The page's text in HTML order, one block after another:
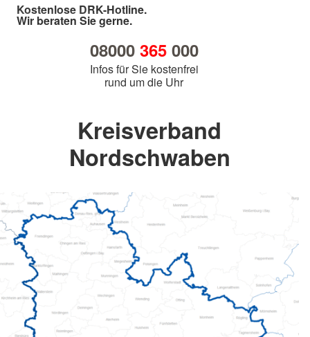
Kostenlose DRK-Hotline.
Wir beraten Sie gerne.
08000 365000
Infos für Sie kostenfrei
rund um die Uhr
Kreisverband
Nordschwaben